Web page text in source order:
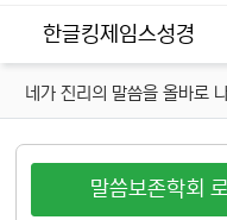
메인 메뉴
한글킹제임스성경
네가 진리의 말씀을 올바로
말씀보존학회